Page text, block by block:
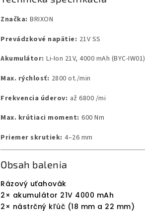
Značka: BRIXON
Prevádzkové napätie: 21V SS
Akumulátor: Li-Ion 21V, 4000 mAh (BYC-IW01)
Max. rýchlosť: 2800 ot./min
Frekvencia úderov: až 6800 /mi
Max. krútiaci moment: 600 Nm
Priemer skrutiek: 4–26 mm
Obsah balenia
Rázový uťahovák
2× akumulátor 21V 4000 mAh
2× nástrčný kľúč (18 mm a 22 mm)